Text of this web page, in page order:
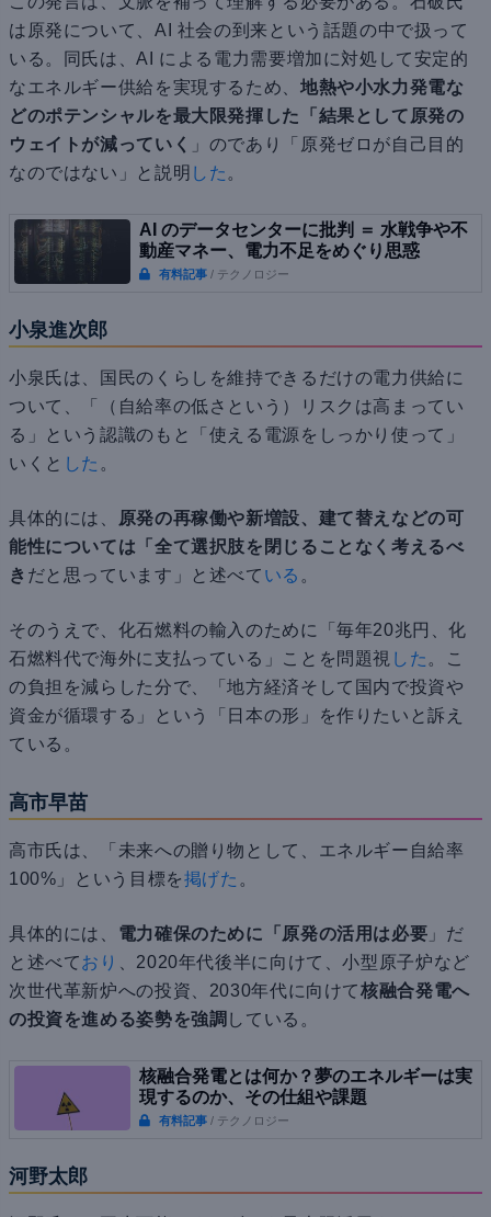
は原発について、AI 社会の到来という話題の中で扱って
いる。同氏は、AI による電力需要増加に対処して安定的
なエネルギー供給を実現するため、 地熱や小水力発電な
どのポテンシャルを最大限発揮した「結果として原発の
ウェイトが減っていく
」のであり「原発ゼロが自己目的
なのではない」と説明 した 。
AI のデータセンターに批判 ＝ 水戦争や不
動産マネー、電力不足をめぐり思惑
有料記事 / テクノロジー
小泉進次郎
小泉氏は、国民のくらしを維持できるだけの電力供給に
ついて、「（自給率の低さという）リスクは高まってい
る」という認識のもと「使える電源をしっかり使って」
いくと した 。
具体的には、
原発の再稼働や新増設、建て替えなどの可
能性については「全て選択肢を閉じることなく考えるべ
き だと思っています」と述べて いる 。
そのうえで、化石燃料の輸入のために「毎年20兆円、化
石燃料代で海外に支払っている」ことを問題視 した 。こ
の負担を減らした分で、「地方経済そして国内で投資や
資金が循環する」という「日本の形」を作りたいと訴え
ている。
高市早苗
高市氏は、「未来への贈り物として、エネルギー自給率
100%」という目標を掲げた 。
具体的には、 電力確保のために「原発の活用は必要 」だ
と述べており
、2020年代後半に向けて、小型原子炉など
次世代革新炉への投資、2030年代に向けて核融合発電へ
の投資を進める姿勢を強調 している。
核融合発電とは何か？夢のエネルギーは実
現するのか、その仕組や課題
有料記事 / テクノロジー
河野太郎